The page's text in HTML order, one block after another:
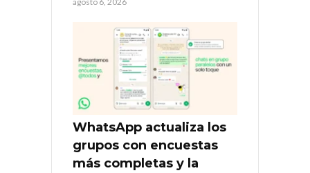
WhatsApp actualiza los
grupos con encuestas
más completas y la